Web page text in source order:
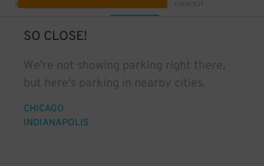
Sort by CHEAPEST
SO CLOSE!
We're not showing parking right there,
but here's parking in nearby cities.
CHICAGO
INDIANAPOLIS